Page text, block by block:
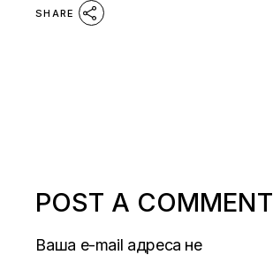
SHARE
POST A COMMENT
Ваша e-mail адреса не